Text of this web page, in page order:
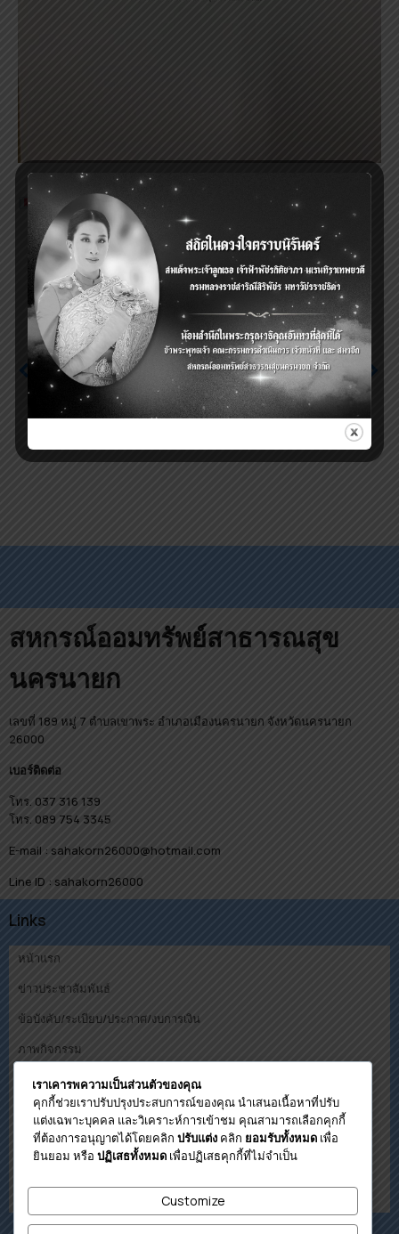
Tags: ประกาศเรื่องการซื้อหุ้นพิเศษเพิ่ม
Previous
ประชุมใหญ่สามัญประจำ
ปี 2559 สหกรณ์ออม
ทรัพย์สาธารณสุข
นครนายกจำกัด วันที่ 24
Next
ประกาศเรื่อง การให้เงินกู้
แก่สมาชิก
สหกรณ์ออมทรัพย์สาธารณสุข
นครนายก
เลขที่ 189 หมู่ 7 ตำบลเขาพระ อำเภอเมืองนครนายก จังหวัดนครนายก
26000
เบอร์ติดต่อ
โทร. 037 316 139
โทร. 089 754 3345
E-mail : sahakorn26000@hotmail.com
Line ID : sahakorn26000
Links
หน้าแรก
ข่าวประชาสัมพันธ์
ข้อบังคับ/ระเบียบ/ประกาศ/งบการเงิน
ภาพกิจกรรม
คณะกรรมการ
ดาวน์โหลด
โปรแกรมคำนวนวงเงินกู้เบื้องต้น
เราเคารพความเป็นส่วนตัวของคุณ
คุกกี้ช่วยเราปรับปรุงประสบการณ์ของคุณ นำเสนอเนื้อหาที่ปรับ
แต่งเฉพาะบุคคล และวิเคราะห์การเข้าชม คุณสามารถเลือกคุกกี้
ที่ต้องการอนุญาตได้โดยคลิก ปรับแต่ง คลิก ยอมรับทั้งหมด เพื่อ
ยินยอม หรือ ปฏิเสธทั้งหมด เพื่อปฏิเสธคุกกี้ที่ไม่จำเป็น
Customize